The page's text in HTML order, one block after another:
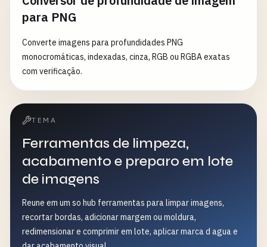
para PNG
Converte imagens para profundidades PNG
monocromáticas, indexadas, cinza, RGB ou RGBA exatas
com verificação.
TEMA
Ferramentas de limpeza,
acabamento e preparo em lote
de imagens
Reune em um so hub ferramentas para limpar imagens,
recortar bordas, adicionar margem ou moldura,
redimensionar e comprimir em lote, aplicar marca d agua e